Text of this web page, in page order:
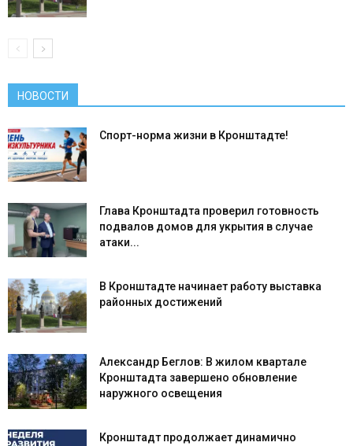
НОВОСТИ
Спорт-норма жизни в Кронштадте!
Глава Кронштадта проверил готовность
подвалов домов для укрытия в случае
атаки...
В Кронштадте начинает работу выставка
районных достижений
Александр Беглов: В жилом квартале
Кронштадта завершено обновление
наружного освещения
Кронштадт продолжает динамично